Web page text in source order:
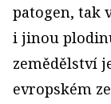
patogen, tak
i jinou
zemědělství
evropském